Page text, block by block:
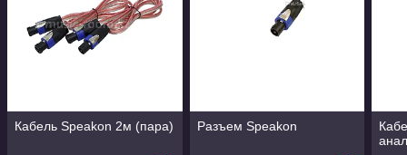
Кабель Speakon 2м (пара) Разъем Speakon